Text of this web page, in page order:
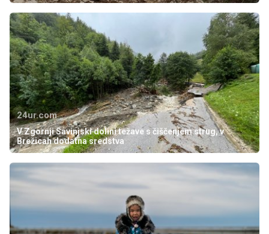
24ur.com
V Zgornji Savinjski dolini težave s čiščenjem strug, v
Brežicah dodatna sredstva